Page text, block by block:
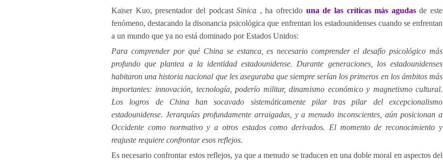
Kaiser Kuo, presentador del podcastSinica , ha ofrecido una de las críticas más agudasde este
fenómeno, destacando la disonancia psicológica que enfrentan los estadounidenses cuando se enfrentan
a un mundo que ya no está dominado por Estados Unidos:
Para comprender por qué China se estanca, es necesario comprender el desafío psicológico más
profundo que plantea a la identidad estadounidense. Durante generaciones, los estadounidenses
habitaron una historia nacional que les aseguraba que siempre serían los primeros en los ámbitos más
importantes: innovación, tecnología, poderío militar, dinamismo económico y magnetismo cultural.
Los logros de China han socavado sistemáticamente pilar tras pilar del excepcionalismo
estadounidense. Jerarquías profundamente arraigadas, y a menudo inconscientes, aún posicionan a
Occidente como normativo y a otros estados como derivados. El momento de reconocimiento y
reajuste requiere confrontar esos reflejos.
Es necesario confrontar estos reflejos, ya que a menudo se traducen en una doble moral en aspectos del